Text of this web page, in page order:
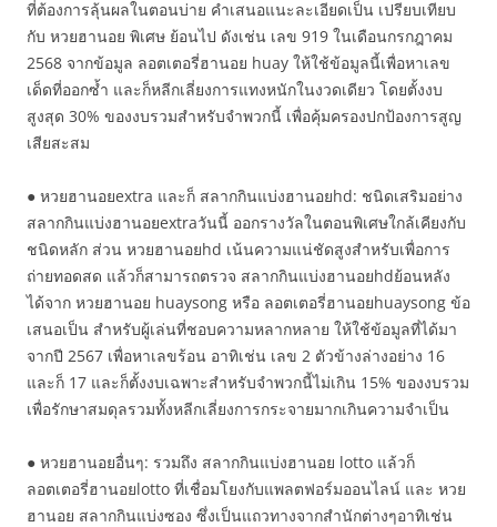
ที่ต้องการลุ้นผลในตอนบ่าย คำเสนอแนะละเอียดเป็น เปรียบเทียบ
กับ หวยฮานอย พิเศษ ย้อนไป ดังเช่น เลข 919 ในเดือนกรกฎาคม
2568 จากข้อมูล ลอตเตอรี่ฮานอย huay ให้ใช้ข้อมูลนี้เพื่อหาเลข
เด็ดที่ออกซ้ำ และก็หลีกเลี่ยงการแทงหนักในงวดเดียว โดยตั้งงบ
สูงสุด 30% ของงบรวมสำหรับจำพวกนี้ เพื่อคุ้มครองปกป้องการสูญ
เสียสะสม
● หวยฮานอยextra และก็ สลากกินแบ่งฮานอยhd: ชนิดเสริมอย่าง
สลากกินแบ่งฮานอยextraวันนี้ ออกรางวัลในตอนพิเศษใกล้เคียงกับ
ชนิดหลัก ส่วน หวยฮานอยhd เน้นความแน่ชัดสูงสำหรับเพื่อการ
ถ่ายทอดสด แล้วก็สามารถตรวจ สลากกินแบ่งฮานอยhdย้อนหลัง
ได้จาก หวยฮานอย huaysong หรือ ลอตเตอรี่ฮานอยhuaysong ข้อ
เสนอเป็น สำหรับผู้เล่นที่ชอบความหลากหลาย ให้ใช้ข้อมูลที่ได้มา
จากปี 2567 เพื่อหาเลขร้อน อาทิเช่น เลข 2 ตัวข้างล่างอย่าง 16
และก็ 17 และก็ตั้งงบเฉพาะสำหรับจำพวกนี้ไม่เกิน 15% ของงบรวม
เพื่อรักษาสมดุลรวมทั้งหลีกเลี่ยงการกระจายมากเกินความจำเป็น
● หวยฮานอยอื่นๆ: รวมถึง สลากกินแบ่งฮานอย lotto แล้วก็
ลอตเตอรี่ฮานอยlotto ที่เชื่อมโยงกับแพลตฟอร์มออนไลน์ และ หวย
ฮานอย สลากกินแบ่งซอง ซึ่งเป็นแถวทางจากสำนักต่างๆอาทิเช่น